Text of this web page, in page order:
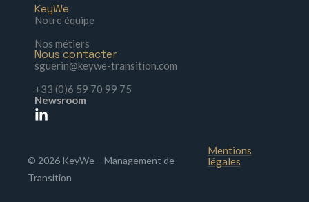
KeyWe
Notre équipe
Nos métiers
Nous contacter
sguerin@keywe-transition.com
+33 (0)6 59 70 99 75
Newsroom
© 2026 KeyWe – Management de
Transition
Mentions
légales